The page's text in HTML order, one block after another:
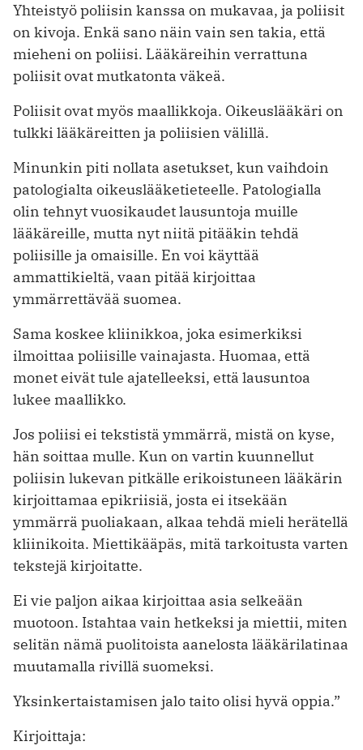
Yhteistyö poliisin kanssa on mukavaa, ja poliisit
on kivoja. Enkä sano näin vain sen takia, että
mieheni on poliisi. Lääkäreihin verrattuna
poliisit ovat mutkatonta väkeä.
Poliisit ovat myös maallikkoja. Oikeuslääkäri on
tulkki lääkäreitten ja poliisien välillä.
Minunkin piti nollata asetukset, kun vaihdoin
patologialta oikeuslääketieteelle. Patologialla
olin tehnyt vuosikaudet lausuntoja muille
lääkäreille, mutta nyt niitä pitääkin tehdä
poliisille ja omaisille. En voi käyttää
ammattikieltä, vaan pitää kirjoittaa
ymmärrettävää suomea.
Sama koskee kliinikkoa, joka esimerkiksi
ilmoittaa poliisille vainajasta. Huomaa, että
monet eivät tule ajatelleeksi, että lausuntoa
lukee maallikko.
Jos poliisi ei tekstistä ymmärrä, mistä on kyse,
hän soittaa mulle. Kun on vartin kuunnellut
poliisin lukevan pitkälle erikoistuneen lääkärin
kirjoittamaa epikriisiä, josta ei itsekään
ymmärrä puoliakaan, alkaa tehdä mieli herätellä
kliinikoita. Miettikääpäs, mitä tarkoitusta varten
tekstejä kirjoitatte.
Ei vie paljon aikaa kirjoittaa asia selkeään
muotoon. Istahtaa vain hetkeksi ja miettii, miten
selitän nämä puolitoista aanelosta lääkärilatinaa
muutamalla rivillä suomeksi.
Yksinkertaistamisen jalo taito olisi hyvä oppia.”
Kirjoittaja: